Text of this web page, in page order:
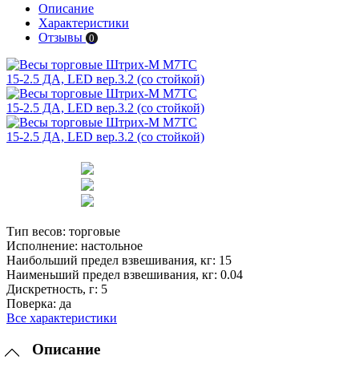
Описание
Характеристики
Отзывы 0
Тип весов: торговые
Исполнение: настольное
Наибольший предел взвешивания, кг: 15
Наименьший предел взвешивания, кг: 0.04
Дискретность, г: 5
Поверка: да
Все характеристики
Описание